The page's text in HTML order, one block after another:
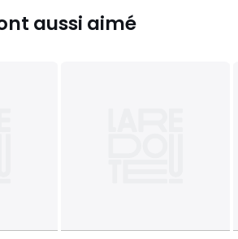
aussi aimé